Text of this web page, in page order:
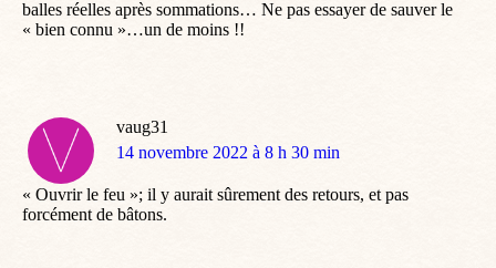
balles réelles après sommations… Ne pas essayer de sauver le
« bien connu »…un de moins !!
vaug31
dit
14 novembre 2022 à 8 h 30 min
« Ouvrir le feu »; il y aurait sûrement des retours, et pas
forcément de bâtons.